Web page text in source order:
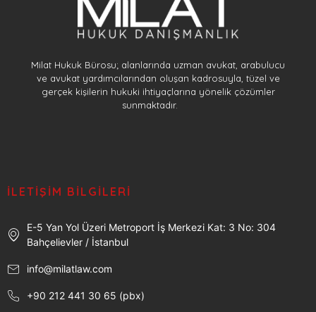
Milat Hukuk Bürosu; alanlarında uzman avukat, arabulucu
ve avukat yardımcılarından oluşan kadrosuyla, tüzel ve
gerçek kişilerin hukuki ihtiyaçlarına yönelik çözümler
sunmaktadır.
İLETIŞIM BILGILERI
E-5 Yan Yol Üzeri Metroport İş Merkezi Kat: 3 No: 304
Bahçelievler / İstanbul
info@milatlaw.com
+90 212 441 30 65 (pbx)